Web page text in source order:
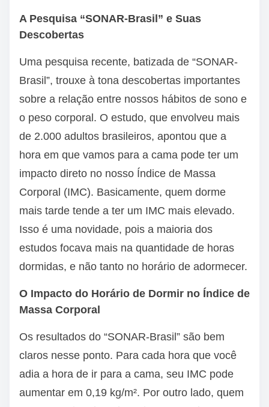
A Pesquisa “SONAR-Brasil” e Suas
Descobertas
Uma pesquisa recente, batizada de “SONAR-
Brasil”, trouxe à tona descobertas importantes
sobre a relação entre nossos hábitos de sono e
o peso corporal. O estudo, que envolveu mais
de 2.000 adultos brasileiros, apontou que a
hora em que vamos para a cama pode ter um
impacto direto no nosso Índice de Massa
Corporal (IMC). Basicamente, quem dorme
mais tarde tende a ter um IMC mais elevado.
Isso é uma novidade, pois a maioria dos
estudos focava mais na quantidade de horas
dormidas, e não tanto no horário de adormecer.
O Impacto do Horário de Dormir no Índice de
Massa Corporal
Os resultados do “SONAR-Brasil” são bem
claros nesse ponto. Para cada hora que você
adia a hora de ir para a cama, seu IMC pode
aumentar em 0,19 kg/m². Por outro lado, quem